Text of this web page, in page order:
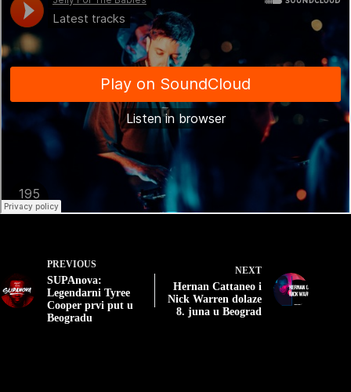
PREVIOUS
SUPAnova:
Legendarni Tyree
Cooper prvi put u
Beogradu
NEXT
Hernan Cattaneo i
Nick Warren dolaze
8. juna u Beograd